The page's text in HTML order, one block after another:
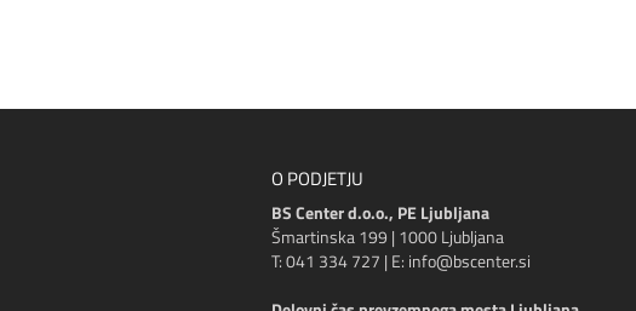
O PODJETJU
BS Center d.o.o., PE Ljubljana
Šmartinska 199 | 1000 Ljubljana
T: 041 334 727 | E: info@bscenter.si